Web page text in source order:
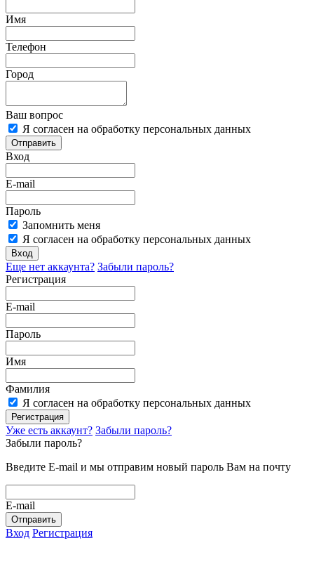
Имя
Телефон
Город
Ваш вопрос
Я согласен на обработку персональных данных
Отправить
Вход
E-mail
Пароль
Запомнить меня
Я согласен на обработку персональных данных
Вход
Еще нет аккаунта? Забыли пароль?
Регистрация
E-mail
Пароль
Имя
Фамилия
Я согласен на обработку персональных данных
Регистрация
Уже есть аккаунт? Забыли пароль?
Забыли пароль?
Введите E-mail и мы отправим новый пароль Вам на почту
E-mail
Отправить
Вход Регистрация